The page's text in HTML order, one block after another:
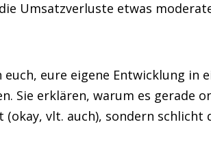
Umsatzverluste etwas
euch, eure eigene Entwicklung
Sie erklären, warum es gerade
(okay, vlt. auch), sondern